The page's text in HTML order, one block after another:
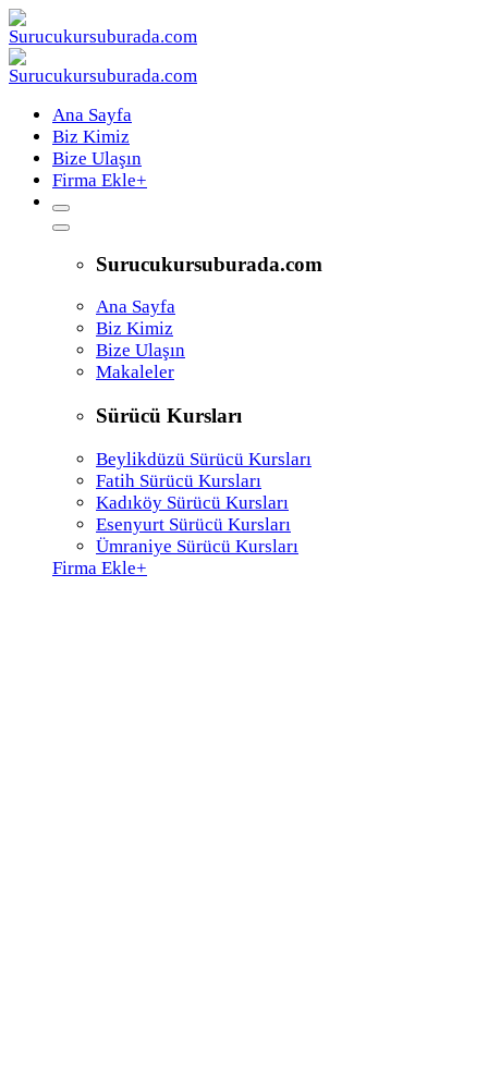
Ana Sayfa
Biz Kimiz
Bize Ulaşın
Firma Ekle+
Surucukursuburada.com
Ana Sayfa
Biz Kimiz
Bize Ulaşın
Makaleler
Sürücü Kursları
Beylikdüzü Sürücü Kursları
Fatih Sürücü Kursları
Kadıköy Sürücü Kursları
Esenyurt Sürücü Kursları
Ümraniye Sürücü Kursları
Firma Ekle+